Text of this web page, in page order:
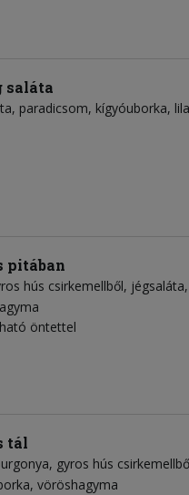
saláta
paradicsom kígyóuborka
pitában
hús csirkemellből jégsaláta
öntettel
tál
gyros hús
vöröshagyma